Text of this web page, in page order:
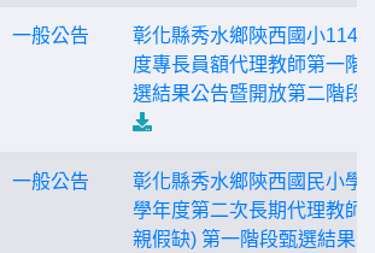
一般公告
彰化縣秀水鄉陝西國小114
度專長員額代理教師第一階
選結果公告暨開放第二階段
一般公告
彰化縣秀水鄉陝西國民小學
學年度第二次長期代理教師(
親假缺) 第一階段甄選結果